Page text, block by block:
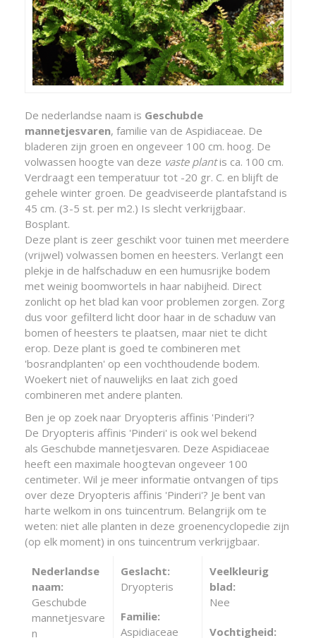
De nederlandse naam is Geschubde
mannetjesvaren, familie van de Aspidiaceae. De
bladeren zijn groen en ongeveer 100 cm. hoog. De
volwassen hoogte van deze vaste plantis ca. 100 cm.
Verdraagt een temperatuur tot -20 gr. C. en blijft de
gehele winter groen. De geadviseerde plantafstand is
45 cm. (3-5 st. per m2.) Is slecht verkrijgbaar.
Bosplant.
Deze plant is zeer geschikt voor tuinen met meerdere
(vrijwel) volwassen bomen en heesters. Verlangt een
plekje in de halfschaduw en een humusrijke bodem
met weinig boomwortels in haar nabijheid. Direct
zonlicht op het blad kan voor problemen zorgen. Zorg
dus voor gefilterd licht door haar in de schaduw van
bomen of heesters te plaatsen, maar niet te dicht
erop. Deze plant is goed te combineren met
'bosrandplanten' op een vochthoudende bodem.
Woekert niet of nauwelijks en laat zich goed
combineren met andere planten.
Ben je op zoek naar Dryopteris affinis 'Pinderi'?
De Dryopteris affinis 'Pinderi' is ook wel bekend
als Geschubde mannetjesvaren. Deze Aspidiaceae
heeft een maximale hoogtevan ongeveer 100
centimeter. Wil je meer informatie ontvangen of tips
over deze Dryopteris affinis 'Pinderi'? Je bent van
harte welkom in ons tuincentrum. Belangrijk om te
weten: niet alle planten in deze groenencyclopedie zijn
(op elk moment) in ons tuincentrum verkrijgbaar.
Nederlandse
naam:
Geschubde
mannetjesvare
n
Geslacht:
Dryopteris
Familie:
Aspidiaceae
Veelkleurig
blad:
Nee
Vochtigheid: